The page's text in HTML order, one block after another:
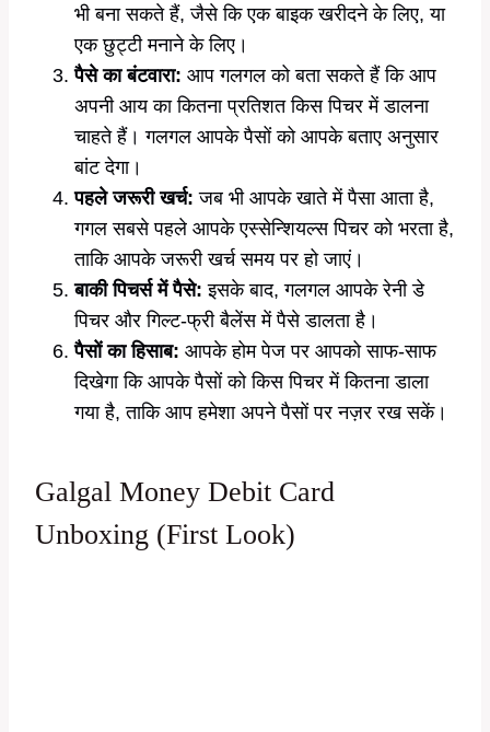
भी बना सकते हैं, जैसे कि एक बाइक खरीदने के लिए, या
एक छुट्टी मनाने के लिए।
पैसे का बंटवारा: आप गलगल को बता सकते हैं कि आप
अपनी आय का कितना प्रतिशत किस पिचर में डालना
चाहते हैं। गलगल आपके पैसों को आपके बताए अनुसार
बांट देगा।
पहले जरूरी खर्च: जब भी आपके खाते में पैसा आता है,
गगल सबसे पहले आपके एस्सेन्शियल्स पिचर को भरता है,
ताकि आपके जरूरी खर्च समय पर हो जाएं।
बाकी पिचर्स में पैसे: इसके बाद, गलगल आपके रेनी डे
पिचर और गिल्ट-फ्री बैलेंस में पैसे डालता है।
पैसों का हिसाब: आपके होम पेज पर आपको साफ-साफ
दिखेगा कि आपके पैसों को किस पिचर में कितना डाला
गया है, ताकि आप हमेशा अपने पैसों पर नज़र रख सकें।
Galgal Money Debit Card
Unboxing (First Look)